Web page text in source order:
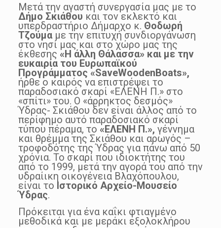
Μετά την αγαστή συνεργασία μας με το
Δήμο Σκιάθου και τον εκλεκτό και
υπερδραστήριο Δήμαρχο κ. Θοδωρή
Τζούμαμε την επιτυχή συνδιοργάνωση
στο νησί μας και στο χώρο μας της
έκθεσης «Η άλλη Θάλασσα» και με την
ευκαιρία του Ευρωπαϊκού
Προγράμματος «SaveWoodenBoats»,
ήρθε ο καιρός να επιστρέψει το
παραδοσιακό σκαρί «ΕΛΕΝΗ Π.» στο
«σπίτι» του. Ο «άρρηκτος δεσμός»
Ύδρας- Σκιάθου δεν είναι άλλος από το
περίφημο αυτό παραδοσιακό σκαρί
τύπου πέραμα, το «ΕΛΕΝΗ Π.», γέννημα
και θρέμμα της Σκιάθου και αρωγός –
τροφοδότης της Ύδρας για πάνω από 50
χρόνια. Το σκαρί που ιδιοκτήτης του
από το 1999, μετά την αγορά του από την
υδραίικη οικογένεια Βλαχόπουλου,
είναι το Ιστορικό Αρχείο-Μουσείο
Ύδρας.
Πρόκειται για ένα καΐκι φτιαγμένο
μεθοδικά και με μεράκι εξολοκλήρου